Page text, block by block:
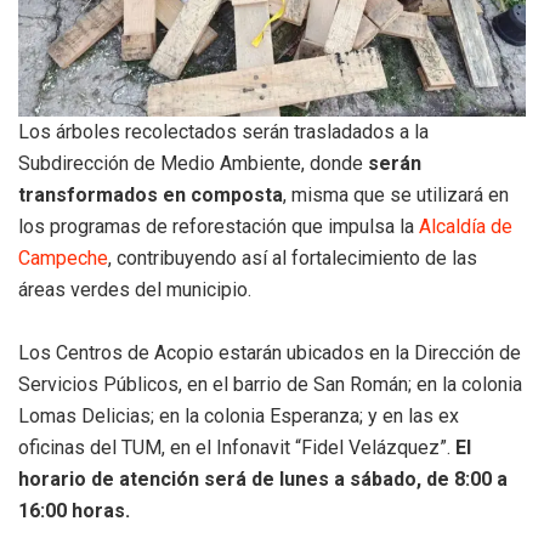
Los árboles recolectados serán trasladados a la
Subdirección de Medio Ambiente, donde serán
transformados en composta, misma que se utilizará en
los programas de reforestación que impulsa la Alcaldía de
Campeche, contribuyendo así al fortalecimiento de las
áreas verdes del municipio.
Los Centros de Acopio estarán ubicados en la Dirección de
Servicios Públicos, en el barrio de San Román; en la colonia
Lomas Delicias; en la colonia Esperanza; y en las ex
oficinas del TUM, en el Infonavit “Fidel Velázquez”. El
horario de atención será de lunes a sábado, de 8:00 a
16:00 horas.